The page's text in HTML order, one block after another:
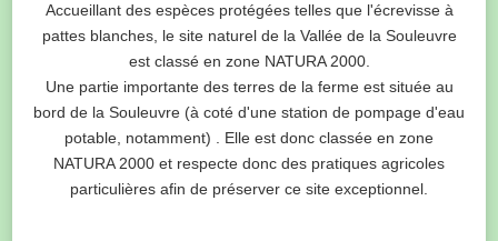
Accueillant des espèces protégées telles que l'écrevisse à
pattes blanches, le site naturel de la Vallée de la Souleuvre
est classé en zone NATURA 2000.
Une partie importante des terres de la ferme est située au
bord de la Souleuvre (à coté d'une station de pompage d'eau
potable, notamment) . Elle est donc classée en zone
NATURA 2000 et respecte donc des pratiques agricoles
particulières afin de préserver ce site exceptionnel.